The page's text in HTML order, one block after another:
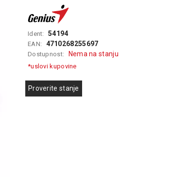
Ident: 54194
EAN: 4710268255697
Dostupnost: Nema na stanju
*uslovi kupovine
Proverite stanje